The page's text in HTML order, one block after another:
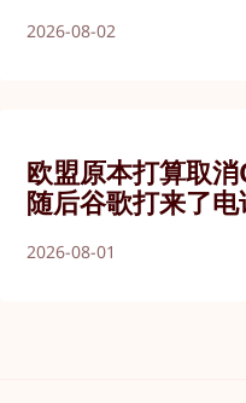
2026-08-02
欧盟原本打算取
随后谷歌打来了电
2026-08-01